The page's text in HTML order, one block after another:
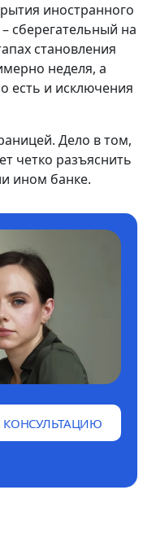
иностранного
сберегательный на
становления
неделя, а
есть и исключения
Дело в том,
четко разъяснить
ином банке.
КОНСУЛЬТАЦИЮ